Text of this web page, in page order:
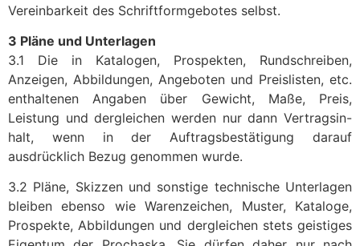
Vereinbarkeit des Schriftformgebotes selbst.
3 Pläne und Unterlagen
3.1 Die in Katalogen, Prospekten, Rundschreiben,
Anzeigen, Abbildungen, Angeboten und Preislisten, etc.
enthaltenen Angaben über Gewicht, Maße, Preis,
Leistung und dergleichen werden nur dann Vertragsin-
halt, wenn in der Auftragsbestätigung darauf
ausdrücklich Bezug genommen wurde.
3.2 Pläne, Skizzen und sonstige technische Unterlagen
bleiben ebenso wie Warenzeichen, Muster, Kataloge,
Prospekte, Abbildungen und dergleichen stets geistiges